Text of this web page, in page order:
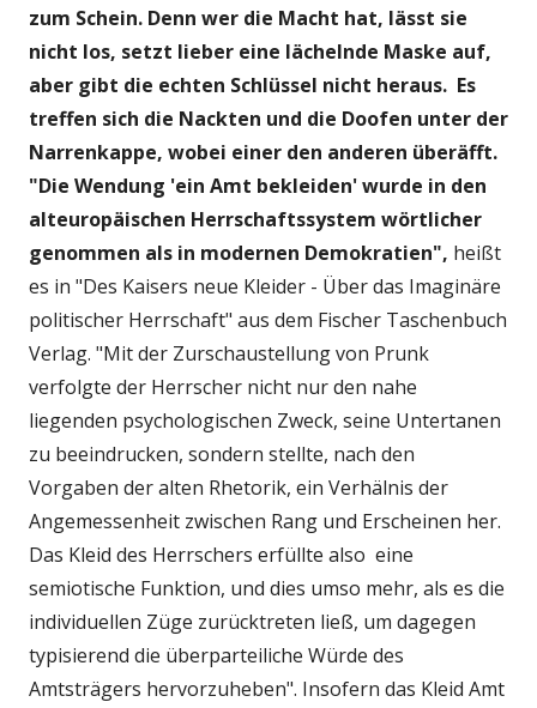
zum Schein. Denn wer die Macht hat, lässt sie
nicht los, setzt lieber eine lächelnde Maske auf,
aber gibt die echten Schlüssel nicht heraus. Es
treffen sich die Nackten und die Doofen unter der
Narrenkappe, wobei einer den anderen überäfft.
"Die Wendung 'ein Amt bekleiden' wurde in den
alteuropäischen Herrschaftssystem wörtlicher
genommen als in modernen Demokratien", heißt
es in "Des Kaisers neue Kleider - Über das Imaginäre
politischer Herrschaft" aus dem Fischer Taschenbuch
Verlag. "Mit der Zurschaustellung von Prunk
verfolgte der Herrscher nicht nur den nahe
liegenden psychologischen Zweck, seine Untertanen
zu beeindrucken, sondern stellte, nach den
Vorgaben der alten Rhetorik, ein Verhälnis der
Angemessenheit zwischen Rang und Erscheinen her.
Das Kleid des Herrschers erfüllte also eine
semiotische Funktion, und dies umso mehr, als es die
individuellen Züge zurücktreten ließ, um dagegen
typisierend die überparteiliche Würde des
Amtsträgers hervorzuheben". Insofern das Kleid Amt